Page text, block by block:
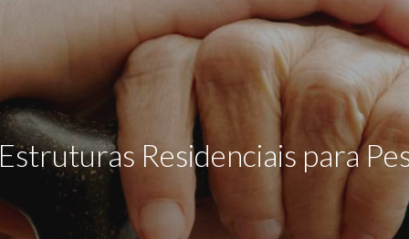
Skip to main content
Estruturas Residenciais para